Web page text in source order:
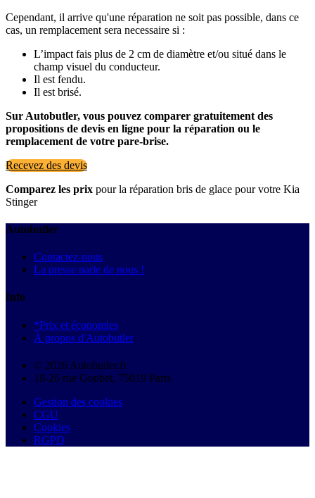
Cependant, il arrive qu'une réparation ne soit pas possible, dans ce
cas, un remplacement sera necessaire si :
L’impact fais plus de 2 cm de diamètre et/ou situé dans le
champ visuel du conducteur.
Il est fendu.
Il est brisé.
Sur Autobutler, vous pouvez comparer gratuitement des
propositions de devis en ligne pour la réparation ou le
remplacement de votre pare-brise.
Recevez des devis
Comparez les prix pour la réparation bris de glace pour votre Kia
Stinger
Autobutler
Contactez-nous
La presse parle de nous !
Info
*Prix et économies
À propos d'Autobutler
© 2026 Autobutler.fr
18-26 rue Goubet, 75019 Paris
Gestion des cookies
CGU
Cookies
RGPD